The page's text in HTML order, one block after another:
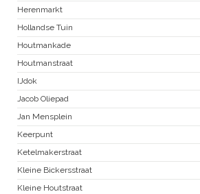
Herenmarkt
Hollandse Tuin
Houtmankade
Houtmanstraat
IJdok
Jacob Oliepad
Jan Mensplein
Keerpunt
Ketelmakerstraat
Kleine Bickersstraat
Kleine Houtstraat